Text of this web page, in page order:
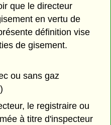
que le directeur
en vertu de
définition vise
de gisement.
ou sans gaz
le registraire ou
à titre d'inspecteur